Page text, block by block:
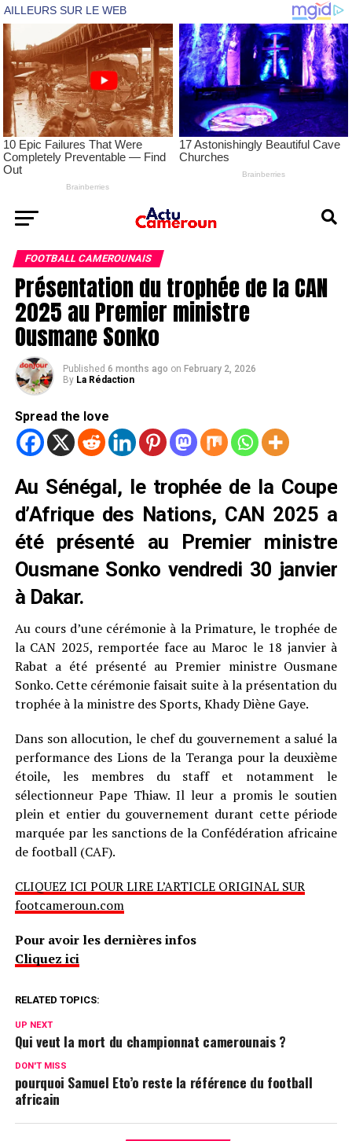
FOOTBALL CAMEROUNAIS
Présentation du trophée de la CAN
2025 au Premier ministre
Ousmane Sonko
Published 6 months ago on February 2, 2026
By La Rédaction
Spread the love
Au Sénégal, le trophée de la Coupe
d’Afrique des Nations, CAN 2025 a
été présenté au Premier ministre
Ousmane Sonko vendredi 30 janvier
à Dakar.
Au cours d’une cérémonie à la Primature, le trophée de
la CAN 2025, remportée face au Maroc le 18 janvier à
Rabat a été présenté au Premier ministre Ousmane
Sonko. Cette cérémonie faisait suite à la présentation du
trophée à la ministre des Sports, Khady Diène Gaye.
Dans son allocution, le chef du gouvernement a salué la
performance des Lions de la Teranga pour la deuxième
étoile, les membres du staff et notamment le
sélectionneur Pape Thiaw. Il leur a promis le soutien
plein et entier du gouvernement durant cette période
marquée par les sanctions de la Confédération africaine
de football (CAF).
CLIQUEZ ICI POUR LIRE L’ARTICLE ORIGINAL SUR
footcameroun.com
Pour avoir les dernières infos
Cliquez ici
RELATED TOPICS:
UP NEXT
Qui veut la mort du championnat camerounais ?
DON'T MISS
pourquoi Samuel Eto’o reste la référence du football
africain